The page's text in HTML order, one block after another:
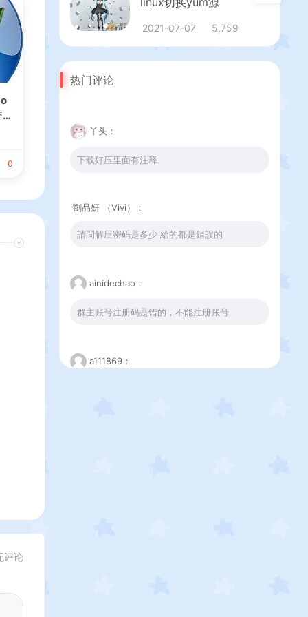
0
评论
2021-07-07 5,759
热门评论
丫头：
下载好压里面有注释
劉品妍 （Vivi）：
請問解压密码是多少 給的都是錯誤的
ainidechao：
群主账号注册码是错的，不能注册账号
a111869：